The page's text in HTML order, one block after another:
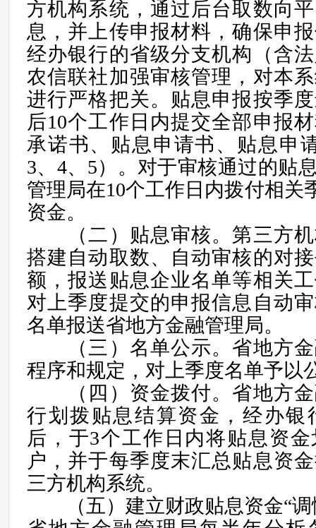
方机构系统，通过后台取数向
息，并上传申报材料，确保申
经办银行的省级分支机构（含
农信联社加强审核管理，对本
进行严格把关。贴息申报按季
后10个工作日内提交全部申报
承诺书、贴息申请书、贴息申
3、4、5）。对于审核通过的贴
管理局在10个工作日内拨付相关
资金。
（二）贴息审核。第三方机
搭建自动取数、自动审核的对
额，报送贴息企业名单等相关
对上季度提交的申报信息自动
名单报送省地方金融管理局。
（三）名单公示。省地方金
程序和规定，对上季度名单予以
（四）资金拨付。省地方金
行划拨贴息结算资金，经办银
后，于3个工作日内将贴息资
户，并于每季度末汇总贴息资
三方机构系统。
（五）建立财政贴息资金“调